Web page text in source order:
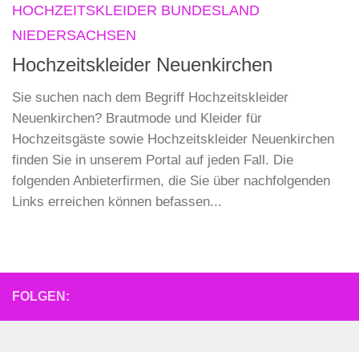
HOCHZEITSKLEIDER BUNDESLAND
NIEDERSACHSEN
Hochzeitskleider Neuenkirchen
Sie suchen nach dem Begriff Hochzeitskleider
Neuenkirchen? Brautmode und Kleider für
Hochzeitsgäste sowie Hochzeitskleider Neuenkirchen
finden Sie in unserem Portal auf jeden Fall. Die
folgenden Anbieterfirmen, die Sie über nachfolgenden
Links erreichen können befassen...
FOLGEN: